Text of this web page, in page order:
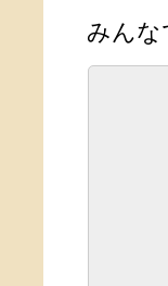
みんな